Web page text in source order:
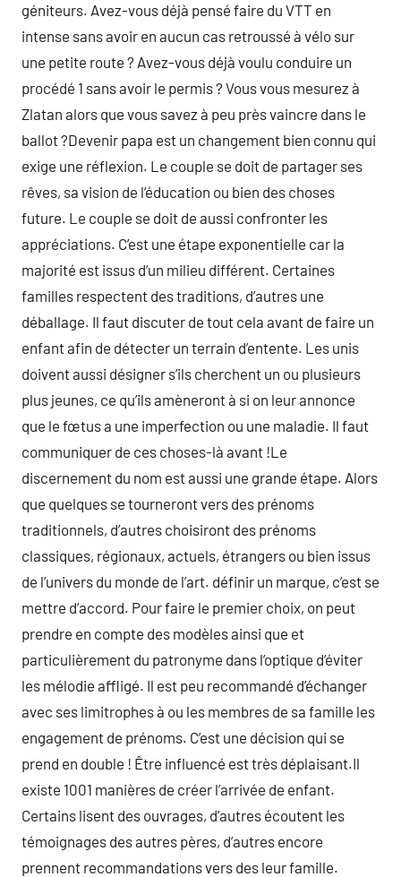
géniteurs. Avez-vous déjà pensé faire du VTT en
intense sans avoir en aucun cas retroussé à vélo sur
une petite route ? Avez-vous déjà voulu conduire un
procédé 1 sans avoir le permis ? Vous vous mesurez à
Zlatan alors que vous savez à peu près vaincre dans le
ballot ?Devenir papa est un changement bien connu qui
exige une réflexion. Le couple se doit de partager ses
rêves, sa vision de l’éducation ou bien des choses
future. Le couple se doit de aussi confronter les
appréciations. C’est une étape exponentielle car la
majorité est issus d’un milieu différent. Certaines
familles respectent des traditions, d’autres une
déballage. Il faut discuter de tout cela avant de faire un
enfant afin de détecter un terrain d’entente. Les unis
doivent aussi désigner s’ils cherchent un ou plusieurs
plus jeunes, ce qu’ils amèneront à si on leur annonce
que le fœtus a une imperfection ou une maladie. Il faut
communiquer de ces choses-là avant !Le
discernement du nom est aussi une grande étape. Alors
que quelques se tourneront vers des prénoms
traditionnels, d’autres choisiront des prénoms
classiques, régionaux, actuels, étrangers ou bien issus
de l’univers du monde de l’art. définir un marque, c’est se
mettre d’accord. Pour faire le premier choix, on peut
prendre en compte des modèles ainsi que et
particulièrement du patronyme dans l’optique d’éviter
les mélodie affligé. Il est peu recommandé d’échanger
avec ses limitrophes à ou les membres de sa famille les
engagement de prénoms. C’est une décision qui se
prend en double ! Être influencé est très déplaisant.Il
existe 1001 manières de créer l’arrivée de enfant.
Certains lisent des ouvrages, d’autres écoutent les
témoignages des autres pères, d’autres encore
prennent recommandations vers des leur famille.